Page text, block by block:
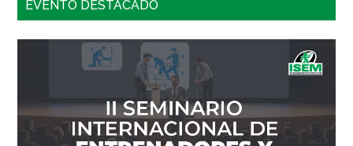
EVENTO DESTACADO